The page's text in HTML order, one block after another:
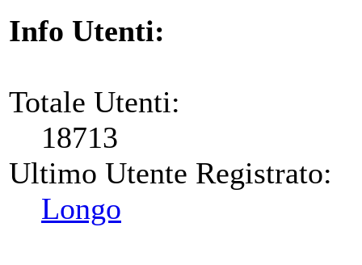
Info Utenti:
Totale Utenti:
18713
Ultimo Utente Registrato:
Longo